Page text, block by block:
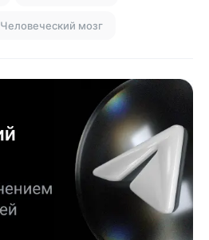
Человеческий мозг